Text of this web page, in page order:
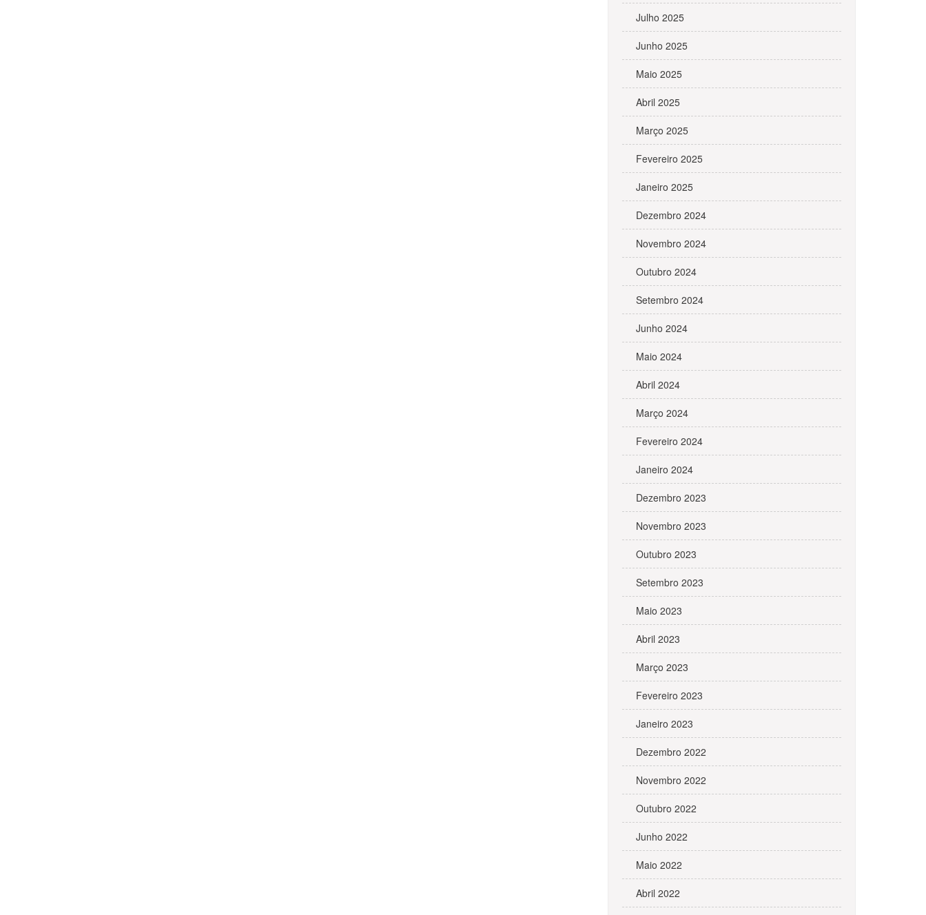
Julho 2025
Junho 2025
Maio 2025
Abril 2025
Março 2025
Fevereiro 2025
Janeiro 2025
Dezembro 2024
Novembro 2024
Outubro 2024
Setembro 2024
Junho 2024
Maio 2024
Abril 2024
Março 2024
Fevereiro 2024
Janeiro 2024
Dezembro 2023
Novembro 2023
Outubro 2023
Setembro 2023
Maio 2023
Abril 2023
Março 2023
Fevereiro 2023
Janeiro 2023
Dezembro 2022
Novembro 2022
Outubro 2022
Junho 2022
Maio 2022
Abril 2022